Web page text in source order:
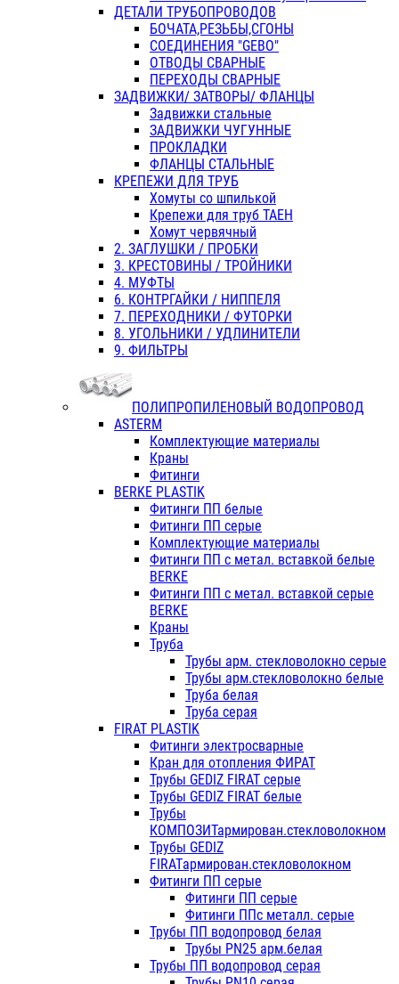
ДЕТАЛИ ТРУБОПРОВОДОВ
БОЧАТА,РЕЗЬБЫ,СГОНЫ
СОЕДИНЕНИЯ "GEBO"
ОТВОДЫ СВАРНЫЕ
ПЕРЕХОДЫ СВАРНЫЕ
ЗАДВИЖКИ/ ЗАТВОРЫ/ ФЛАНЦЫ
Задвижки стальные
ЗАДВИЖКИ ЧУГУННЫЕ
ПРОКЛАДКИ
ФЛАНЦЫ СТАЛЬНЫЕ
КРЕПЕЖИ ДЛЯ ТРУБ
Хомуты со шпилькой
Крепежи для труб ТАЕН
Хомут червячный
2. ЗАГЛУШКИ / ПРОБКИ
3. КРЕСТОВИНЫ / ТРОЙНИКИ
4. МУФТЫ
6. КОНТРГАЙКИ / НИППЕЛЯ
7. ПЕРЕХОДНИКИ / ФУТОРКИ
8. УГОЛЬНИКИ / УДЛИНИТЕЛИ
9. ФИЛЬТРЫ
ПОЛИПРОПИЛЕНОВЫЙ ВОДОПРОВОД
ASTERM
Комплектующие материалы
Краны
Фитинги
BERKE PLASTIK
Фитинги ПП белые
Фитинги ПП серые
Комплектующие материалы
Фитинги ПП с метал. вставкой белые
BERKE
Фитинги ПП с метал. вставкой серые
BERKE
Краны
Труба
Трубы арм. стекловолокно серые
Трубы арм.стекловолокно белые
Труба белая
Труба серая
FIRAT PLASTIK
Фитинги электросварные
Кран для отопления ФИРАТ
Трубы GEDIZ FIRAT серые
Трубы GEDIZ FIRAT белые
Трубы
КОМПОЗИТармирован.стекловолокном
Трубы GEDIZ
FIRATармирован.стекловолокном
Фитинги ПП серые
Фитинги ПП серые
Фитинги ППс металл. серые
Трубы ПП водопровод белая
Трубы PN25 арм.белая
Трубы ПП водопровод серая